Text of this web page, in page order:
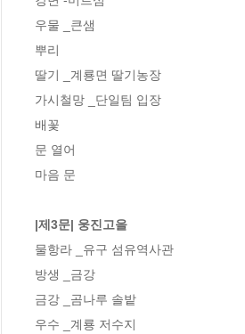
우물 _큰샘
뿌리
딸기 _계룡면 딸기농장
가시철망 _단일팀 입장
배꽃
문 열어
마음 문
|제3문| 웅진고을
물항라 _유구 섬유역사관
방생 _금강
금강 _곰나루 솔밭
우수 _계룡 저수지